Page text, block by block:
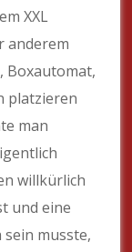
XXL
anderem
Boxautomat,
platzieren
man
willkürlich
und eine
musste,